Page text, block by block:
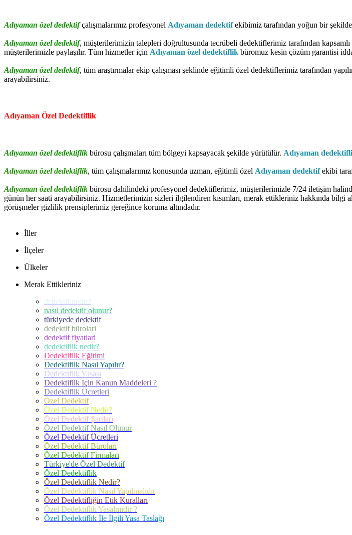
Adıyaman özel dedektifçalışmalarımız profesyonel Adıyaman dedektifekibimiz tarafından yoğun bir
Adıyaman özel dedektif, müşterilerimizin talepleri doğrultusunda tecrübeli dedektiflerimiz tarafından kapsamlı
müşterilerimizle paylaşılır. Tüm hizmetler için Adıyaman özel dedektiflik büromuz kesin çözüm garantisi
Adıyaman özel dedektif, tüm araştırmalar ekip çalışması şeklinde eğitimli özel dedektiflerimiz tarafından
arayabilirsiniz.
Adıyaman Özel Dedektiflik
Adıyaman özel dedektiflik bürosu çalışmaları tüm bölgeyi kapsayacak şekilde yürütülür. Adıyaman
Adıyaman özel dedektiflik, tüm çalışmalarımız konusunda uzman, eğitimli özel Adıyaman dedektifekibi
Adıyaman özel dedektiflik bürosu dahilindeki profesyonel dedektiflerimiz, müşterilerimizle 7/24 iletişim
günün her saati arayabilirsiniz. Hizmetlerimizin sizleri ilgilendiren kısımları, merak ettikleriniz hakkında bilgi
görüşmeler gizlilik prensiplerimiz gereğince koruma altındadır.
İller
İlçeler
Ülkeler
Merak Ettikleriniz
dedektif nedir?
nasıl dedektif olunur?
türkiyede dedektif
dedektif bürolari
dedektif fiyatlari
dedektiflik nedir?
Dedektiflik Eğitimi
Dedektiflik Nasıl Yapılır?
Dedektiflik Yasası
Dedektiflik İçin Kanun Maddeleri ?
Dedektiflik Ücretleri
Özel Dedektif
Özel Dedektif Nedir?
Özel Dedektif Şartları
Özel Dedektif Nasıl Olunur
Özel Dedektif Ücretleri
Özel Dedektif Büroları
Özel Dedektif Firmaları
Türkiye'de Özel Dedektif
Özel Dedektiflik
Özel Dedektiflik Nedir?
Özel Dedektiflik Nasıl Yapılmalıdır
Özel Dedektifliğin Etik Kuralları
Özel Dedektiflik Yasalmıdır ?
Özel Dedektiflik İle İlgili Yasa Taslağı